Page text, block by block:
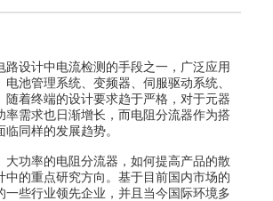
路设计中电流检测的手段之一，广泛应用
池管理系统、变频器、伺服驱动系统、
随着终端的设计要求趋于严格，对于元器
率需求也日渐增长，而电阻分流器作为搭
同样的发展趋势。
大功率的电阻分流器，如何提高产品的散
中的重点研究方向。基于目前国内市场的
一些行业领先企业，并且当今国际环境多